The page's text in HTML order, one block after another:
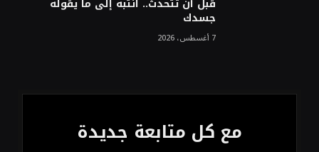
قبل أن تتحدث.. انتبه إلى ما يقوله
جسدك
7 أغسطس، 2026
مع كل متابعة جديدة